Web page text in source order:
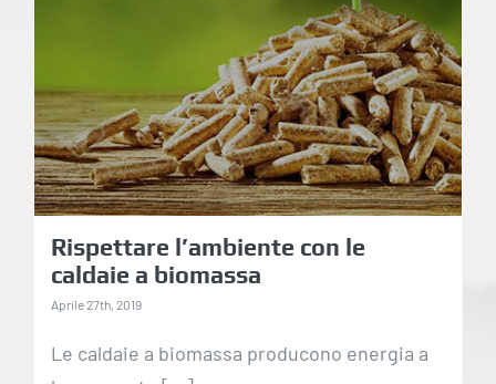
Rispettare l’ambiente
con le caldaie a
biomassa
Rispettare l’ambiente con le
caldaie a biomassa
Aprile 27th, 2019
Le caldaie a biomassa producono energia a